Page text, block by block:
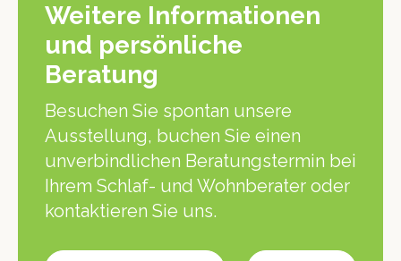
Weitere Informationen
und persönliche
Beratung
Besuchen Sie spontan unsere
Ausstellung, buchen Sie einen
unverbindlichen Beratungstermin bei
Ihrem Schlaf- und Wohnberater oder
kontaktieren Sie uns.